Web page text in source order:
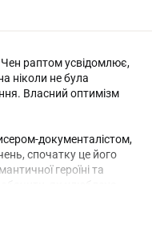
Чен раптом усвідомлює,
ніколи не була
Власний оптимізм
документалістом,
спочатку це його
героїні та
зніматися у